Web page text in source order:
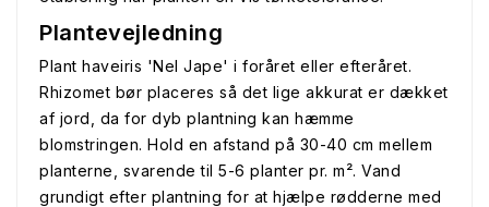
Plantevejledning
Plant haveiris 'Nel Jape' i foråret eller efteråret.
Rhizomet bør placeres så det lige akkurat er dækket
af jord, da for dyb plantning kan hæmme
blomstringen. Hold en afstand på 30-40 cm mellem
planterne, svarende til 5-6 planter pr. m². Vand
grundigt efter plantning for at hjælpe rødderne med